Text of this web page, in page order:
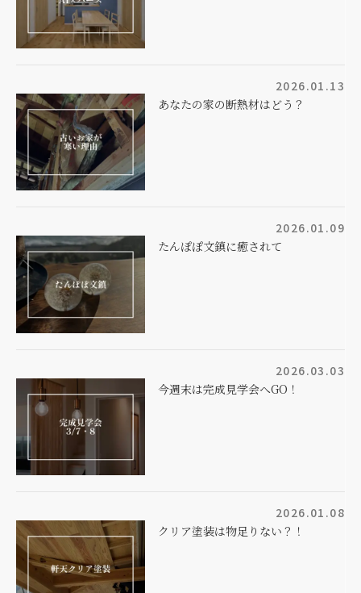
2026.01.13
あなたの家の断熱材はどう？
2026.01.09
たんぽぽ文鎮に癒されて
2026.03.03
今週末は完成見学会へGO！
2026.01.08
クリア塗装は物足りない？！